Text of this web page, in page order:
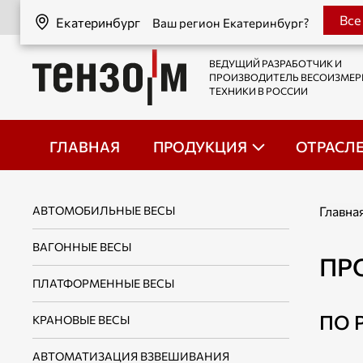
Екатеринбург Ваш регион Екатеринбург?
Екатеринбург
ВЕДУЩИЙ РАЗРАБОТЧИК И
ПРОИЗВОДИТЕЛЬ
ТЕХНИКИ В РОССИИ
ГЛАВНАЯ ПРОДУКЦИЯ
АВТОМОБИЛЬНЫЕ ВЕСЫ
ВАГОННЫЕ ВЕСЫ
ПЛАТФОРМЕННЫЕ ВЕСЫ
КРАНОВЫЕ ВЕСЫ
АВТОМАТИЗАЦИЯ ВЗВЕШИВАНИЯ
ПО